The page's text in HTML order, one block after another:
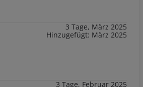
3 Tage, März 2025
Hinzugefügt: März 2025
3 Tage, Februar 2025